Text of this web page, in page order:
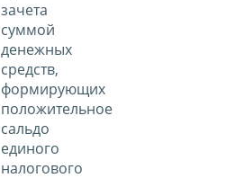
зачета
суммой
денежных
средств,
формирующих
положительное
сальдо
единого
налогового